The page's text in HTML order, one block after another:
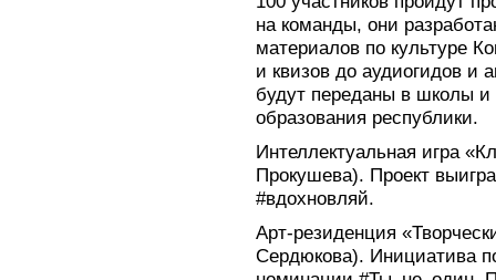
на команды, они
материалов по культуре
и квизов до аудиогидов и
будут переданы в школы и
образования республики.
Интеллектуальная игра
Прокушева). Проект
#вдохновляй.
Арт-резиденция
Сердюкова). Инициатива